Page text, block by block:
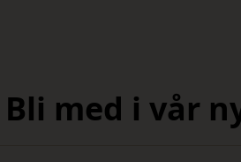
Bli med i vår